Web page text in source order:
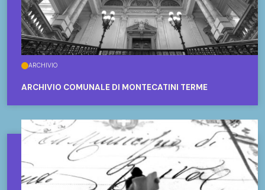
ARCHIVIO
ARCHIVIO COMUNALE DI MONTECATINI TERME